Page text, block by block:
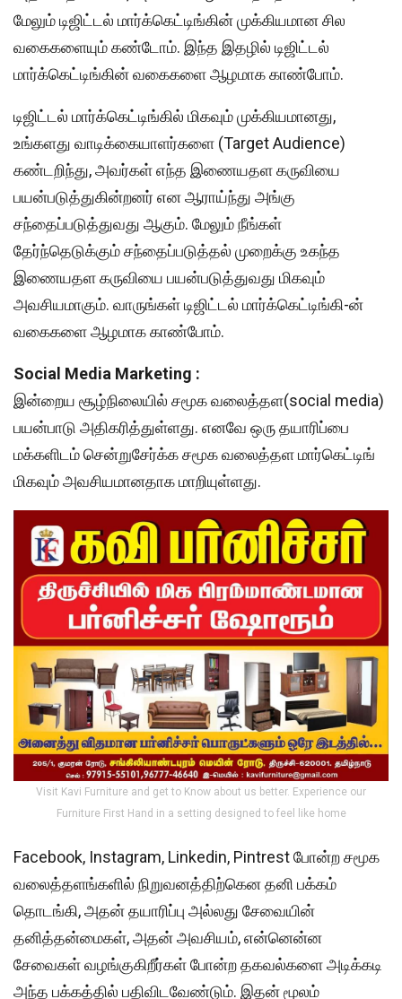
மேலும் டிஜிட்டல் மார்க்கெட்டிங்கின் முக்கியமான சில
வகைகளையும் கண்டோம். இந்த இதழில் டிஜிட்டல்
மார்க்கெட்டிங்கின் வகைகளை ஆழமாக காண்போம்.
டிஜிட்டல் மார்க்கெட்டிங்கில் மிகவும் முக்கியமானது,
உங்களது வாடிக்கையாளர்களை (Target Audience)
கண்டறிந்து, அவர்கள் எந்த இணையதள கருவியை
பயன்படுத்துகின்றனர் என ஆராய்ந்து அங்கு
சந்தைப்படுத்துவது ஆகும். மேலும் நீங்கள்
தேர்ந்தெடுக்கும் சந்தைப்படுத்தல் முறைக்கு உகந்த
இணையதள கருவியை பயன்படுத்துவது மிகவும்
அவசியமாகும். வாருங்கள் டிஜிட்டல் மார்க்கெட்டிங்கி-ன்
வகைகளை ஆழமாக காண்போம்.
Social Media Marketing :
இன்றைய சூழ்நிலையில் சமூக வலைத்தள(social media)
பயன்பாடு அதிகரித்துள்ளது. எனவே ஒரு தயாரிப்பை
மக்களிடம் சென்றுசேர்க்க சமூக வலைத்தள மார்கெட்டிங்
மிகவும் அவசியமானதாக மாறியுள்ளது.
Visit Kavi Furniture and get to Know about us better. Experience our
Furniture First Hand in a setting designed to feel like home
Facebook, Instagram, Linkedin, Pintrest போன்ற சமூக
வலைத்தளங்களில் நிறுவனத்திற்கென தனி பக்கம்
தொடங்கி, அதன் தயாரிப்பு அல்லது சேவையின்
தனித்தன்மைகள், அதன் அவசியம், என்னென்ன
சேவைகள் வழங்குகிறீர்கள் போன்ற தகவல்களை அடிக்கடி
அந்த பக்கத்தில் பதிவிடவேண்டும். இதன் மூலம்